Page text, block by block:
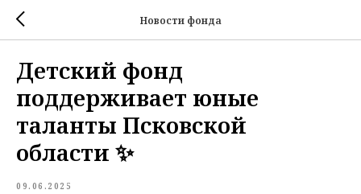
Новости фонда
Детский фонд
поддерживает юные
таланты Псковской
области ✨
09.06.2025